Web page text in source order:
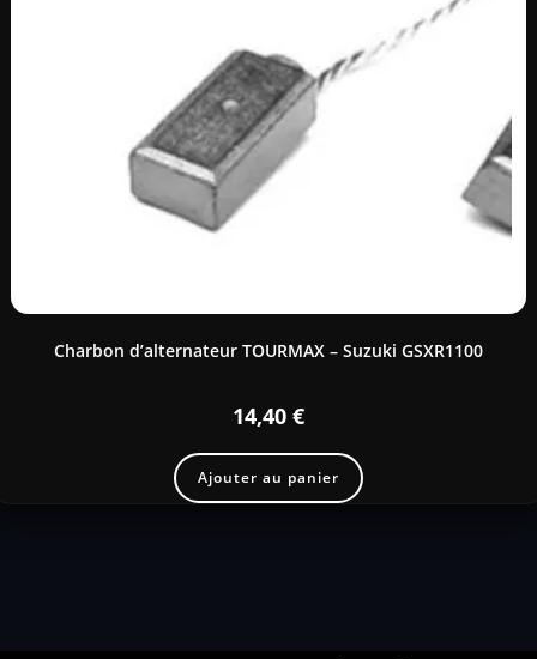
Charbon d’alternateur TOURMAX – Suzuki GSXR1100
14,40 €
Ajouter au panier